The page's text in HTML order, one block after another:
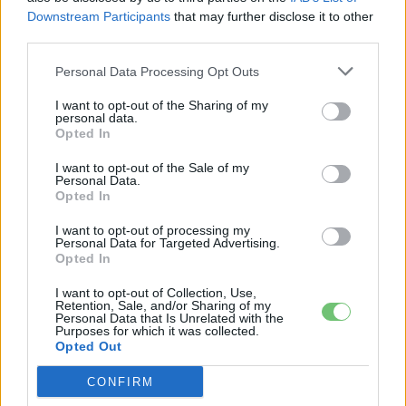
Downstream Participants that may further disclose it to other
Personal Data Processing Opt Outs
I want to opt-out of the Sharing of my
personal data.
Opted In
I want to opt-out of the Sale of my
Personal Data.
Opted In
I want to opt-out of processing my
Personal Data for Targeted Advertising.
Opted In
I want to opt-out of Collection, Use,
Retention, Sale, and/or Sharing of my
Personal Data that Is Unrelated with the
Purposes for which it was collected.
Opted Out
CONFIRM
KAPCSOLÓDÓ CIKKEK TÖBB A SZERZŐTŐL
Elektromos
villanyautó-aránya – közben
Akkumulátor
25 százalékkal sűrűbb energiát rejt az
Elektromos
szinte csak elektromos autót vesznek
az emberek